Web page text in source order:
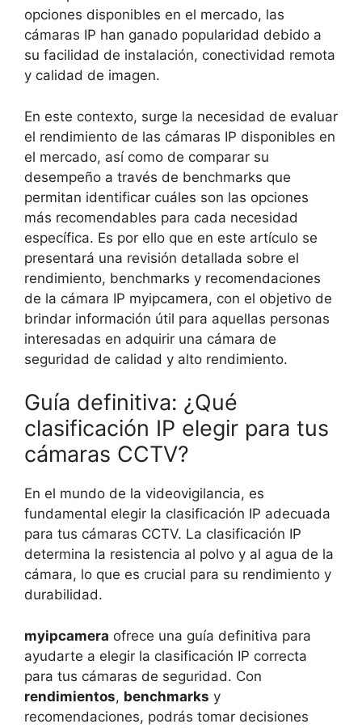
opciones disponibles en el mercado, las
cámaras IP han ganado popularidad debido a
su facilidad de instalación, conectividad remota
y calidad de imagen.
En este contexto, surge la necesidad de evaluar
el rendimiento de las cámaras IP disponibles en
el mercado, así como de comparar su
desempeño a través de benchmarks que
permitan identificar cuáles son las opciones
más recomendables para cada necesidad
específica. Es por ello que en este artículo se
presentará una revisión detallada sobre el
rendimiento, benchmarks y recomendaciones
de la cámara IP myipcamera, con el objetivo de
brindar información útil para aquellas personas
interesadas en adquirir una cámara de
seguridad de calidad y alto rendimiento.
Guía definitiva: ¿Qué
clasificación IP elegir para tus
cámaras CCTV?
En el mundo de la videovigilancia, es
fundamental elegir la clasificación IP adecuada
para tus cámaras CCTV. La clasificación IP
determina la resistencia al polvo y al agua de la
cámara, lo que es crucial para su rendimiento y
durabilidad.
myipcamera ofrece una guía definitiva para
ayudarte a elegir la clasificación IP correcta
para tus cámaras de seguridad. Con
rendimientos, benchmarks y
recomendaciones, podrás tomar decisiones